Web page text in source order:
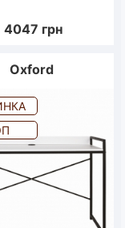
4047 грн
Oxford